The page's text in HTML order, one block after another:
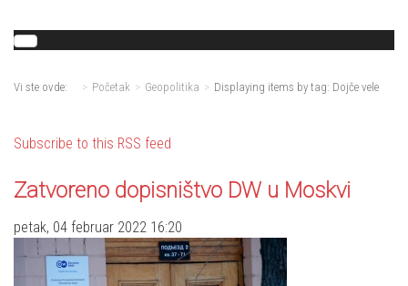
Vi ste ovde: Početak Geopolitika Displaying items by tag: Dojče vele
Subscribe to this RSS feed
Zatvoreno dopisništvo DW u Moskvi
petak, 04 februar 2022 16:20